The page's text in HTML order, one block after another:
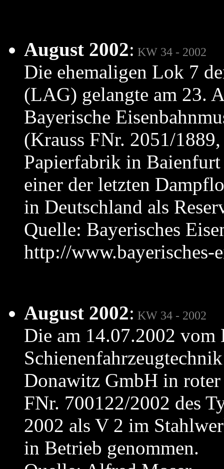
August 2002: KW 34 - 2002
Die ehemaligen Lok 7
(LAG) gelangte am 23.
Bayerische
(Krauss FNr. 2051/
Papierfabrik in
einer der letzten
in Deutschland als
Quelle: Bayerisches
http://www.bayerisches-
August 2002: KW 34 - 2002
Die am 14.07.2002 vom
Donawitz GmbH in
FNr. 700122/2002 des
2002 als V 2 im
in Betrieb genommen.